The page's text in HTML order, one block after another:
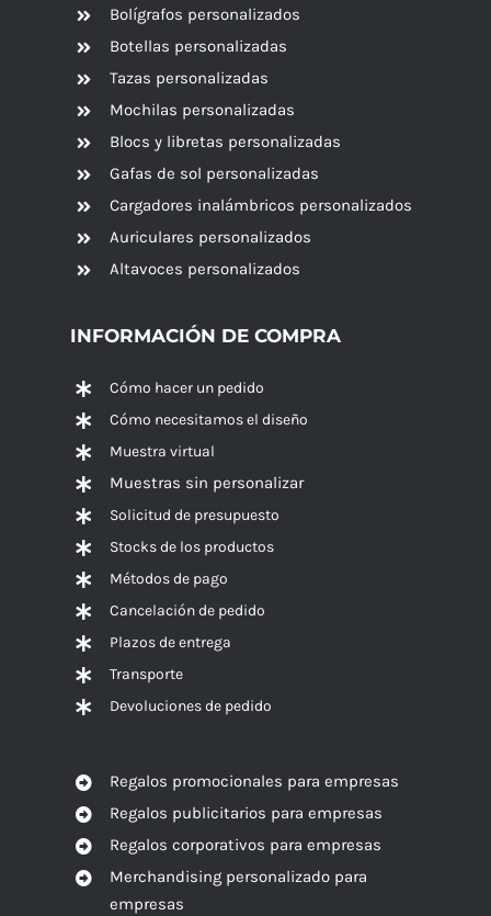
Bolígrafos personalizados
Botellas personalizadas
Tazas personalizadas
Mochilas personalizadas
Blocs y libretas personalizadas
Gafas de sol personalizadas
Cargadores inalámbricos personalizados
Auriculares personalizados
Altavoces personalizados
INFORMACIÓN DE COMPRA
Cómo hacer un pedido
Cómo necesitamos el diseño
Muestra virtual
Muestras sin personalizar
Solicitud de presupuesto
Stocks de los productos
Métodos de pago
Cancelación de pedido
Plazos de entrega
Transporte
Devoluciones de pedido
Regalos promocionales para empresas
Regalos publicitarios para empresas
Regalos corporativos para empresas
Merchandising personalizado para
empresas